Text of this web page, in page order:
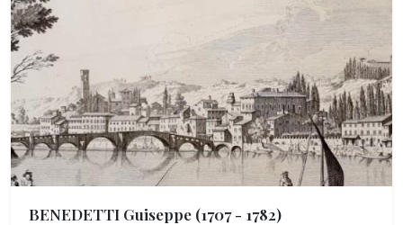
BENEDETTI Guiseppe (1707 - 1782)